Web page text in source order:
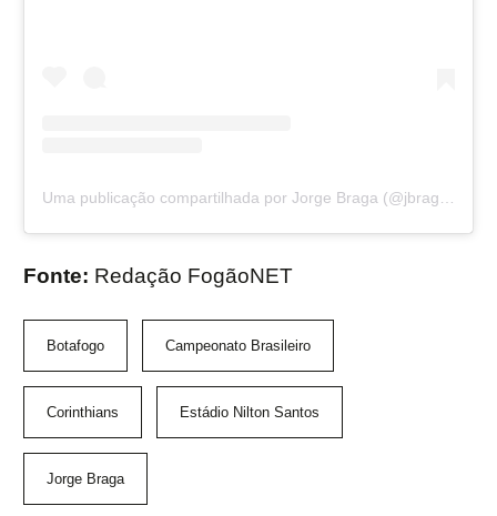
Uma publicação compartilhada por Jorge Braga (@jbraga360)
Fonte: Redação FogãoNET
Botafogo Campeonato Brasileiro
Corinthians Estádio Nilton Santos
Jorge Braga